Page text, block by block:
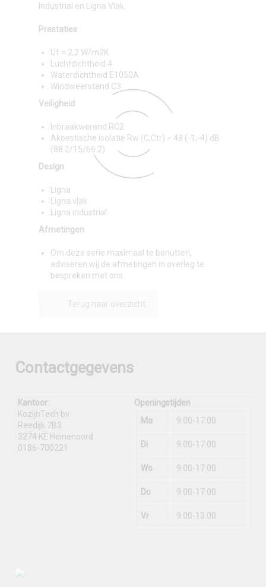
Industrial en Ligna Vlak.
Prestaties
Uf = 2,2 W/m2K
Luchtdichtheid 4
Waterdichtheid E1050A
Windweerstand C3
Veiligheid
Inbraakwerend RC2
Akoestische isolatie Rw (C;Ctr) = 48 (-1;-4) dB
(88.2/15/66.2)
Design
Ligna
Ligna vlak
Ligna industrial
Afmetingen
Om deze serie maximaal te benutten,
adviseren wij de afmetingen in overleg te
bespreken met ons.
Terug naar overzicht
Contactgegevens
Kantoor:
KozijnTech bv
Reedijk 7B3
3274 KE Heinenoord
0186-700221
Openingstijden
Ma
9.00-17.00
Di 9.00-17.00
Wo 9.00-17.00
Do 9.00-17.00
Vr 9.00-13.00